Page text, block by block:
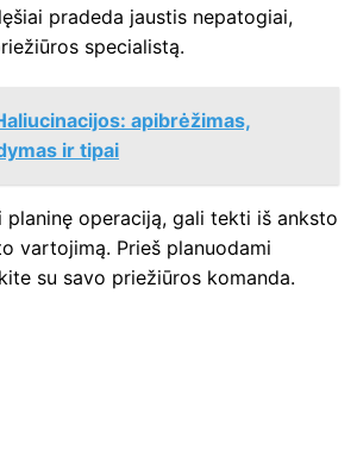
pradeda jaustis nepatogiai,
specialistą.
apibrėžimas,
ir tipai
operaciją, gali tekti iš anksto
vartojimą. Prieš planuodami
su savo priežiūros komanda.